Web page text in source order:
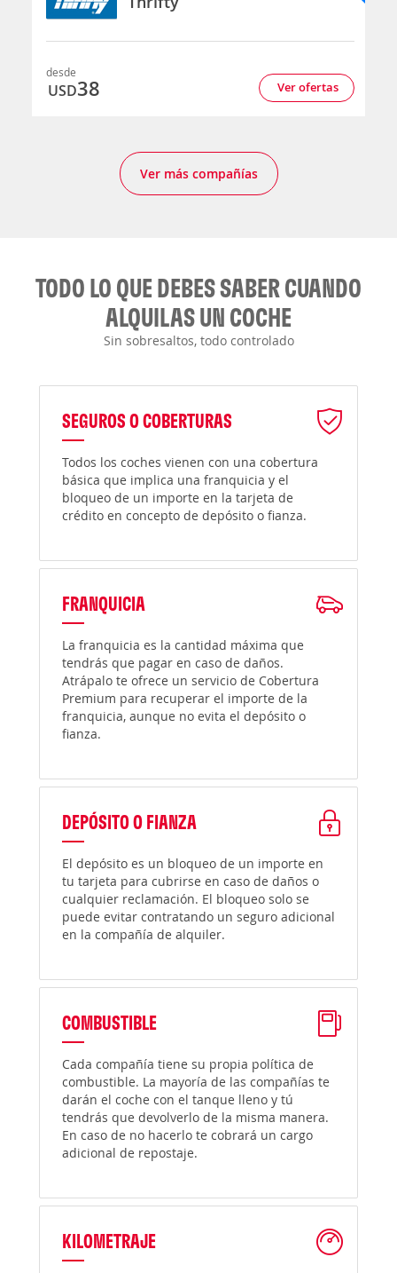
desde
USD38 Ver ofertas
Ver más compañías
TODO LO QUE DEBES SABER CUANDO
ALQUILAS UN COCHE
Sin sobresaltos, todo controlado
SEGUROS O COBERTURAS
Todos los coches vienen con una cobertura
básica que implica una franquicia y el
bloqueo de un importe en la tarjeta de
crédito en concepto de depósito o fianza.
FRANQUICIA
La franquicia es la cantidad máxima que
tendrás que pagar en caso de daños.
Atrápalo te ofrece un servicio de Cobertura
Premium para recuperar el importe de la
franquicia, aunque no evita el depósito o
fianza.
DEPÓSITO O FIANZA
El depósito es un bloqueo de un importe en
tu tarjeta para cubrirse en caso de daños o
cualquier reclamación. El bloqueo solo se
puede evitar contratando un seguro adicional
en la compañía de alquiler.
COMBUSTIBLE
Cada compañía tiene su propia política de
combustible. La mayoría de las compañías te
darán el coche con el tanque lleno y tú
tendrás que devolverlo de la misma manera.
En caso de no hacerlo te cobrará un cargo
adicional de repostaje.
KILOMETRAJE